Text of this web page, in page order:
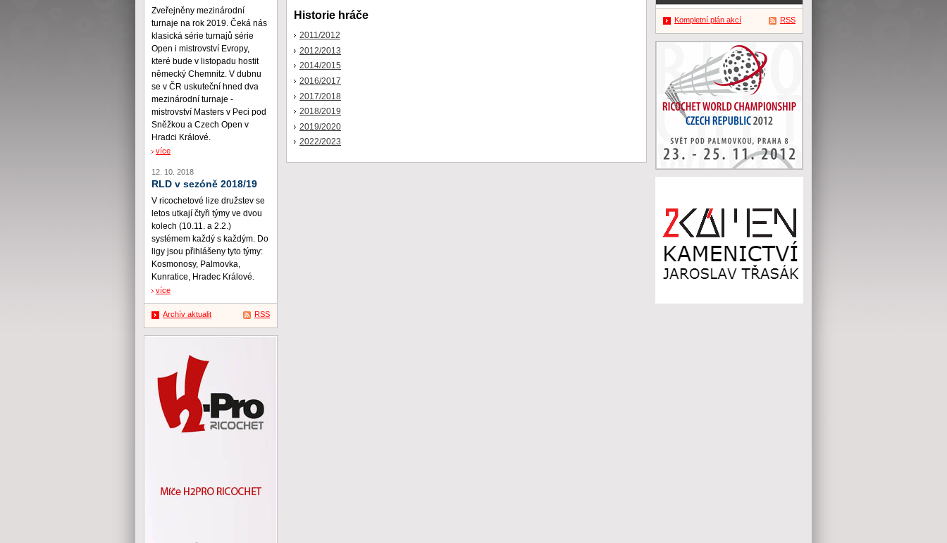
Historie hráče
2011/2012
2012/2013
2014/2015
2016/2017
2017/2018
2018/2019
2019/2020
2022/2023
Zveřejněny mezinárodní
turnaje na rok 2019. Čeká nás
klasická série turnajů série
Open i mistrovství Evropy,
které bude v listopadu hostit
německý Chemnitz. V dubnu
se v ČR uskuteční hned dva
mezinárodní turnaje -
mistrovství Masters v Peci pod
Sněžkou a Czech Open v
Hradci Králové.
více
12. 10. 2018
RLD v sezóně 2018/19
V ricochetové lize družstev se
letos utkají čtyři týmy ve dvou
kolech (10.11. a 2.2.)
systémem každý s každým. Do
ligy jsou přihlášeny tyto týmy:
Kosmonosy, Palmovka,
Kunratice, Hradec Králové.
více
Archív aktualit RSS
Kompletní plán akcí RSS